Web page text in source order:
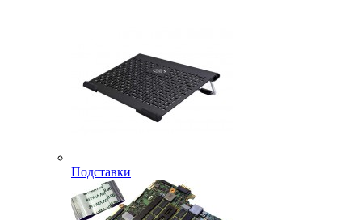
Подставки